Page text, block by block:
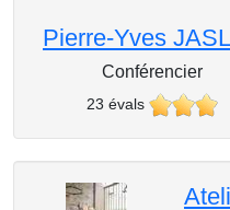
Pierre-Yves
Conférencier
23 évals